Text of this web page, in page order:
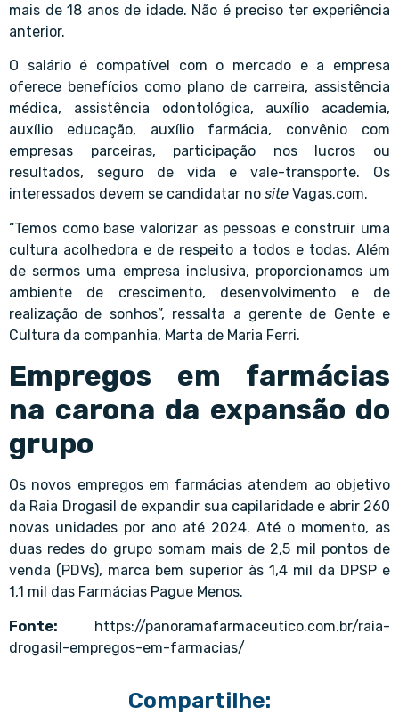
mais de 18 anos de idade. Não é preciso ter experiência
anterior.
O salário é compatível com o mercado e a empresa
oferece benefícios como plano de carreira, assistência
médica, assistência odontológica, auxílio academia,
auxílio educação, auxílio farmácia, convênio com
empresas parceiras, participação nos lucros ou
resultados, seguro de vida e vale-transporte. Os
interessados devem se candidatar no site Vagas.com.
“Temos como base valorizar as pessoas e construir uma
cultura acolhedora e de respeito a todos e todas. Além
de sermos uma empresa inclusiva, proporcionamos um
ambiente de crescimento, desenvolvimento e de
realização de sonhos”, ressalta a gerente de Gente e
Cultura da companhia, Marta de Maria Ferri.
Empregos em farmácias
na carona da expansão do
grupo
Os novos empregos em farmácias atendem ao objetivo
da Raia Drogasil de expandir sua capilaridade e abrir 260
novas unidades por ano até 2024. Até o momento, as
duas redes do grupo somam mais de 2,5 mil pontos de
venda (PDVs), marca bem superior às 1,4 mil da DPSP e
1,1 mil das Farmácias Pague Menos.
Fonte:
https://panoramafarmaceutico.com.br/raia-
drogasil-empregos-em-farmacias/
Compartilhe: